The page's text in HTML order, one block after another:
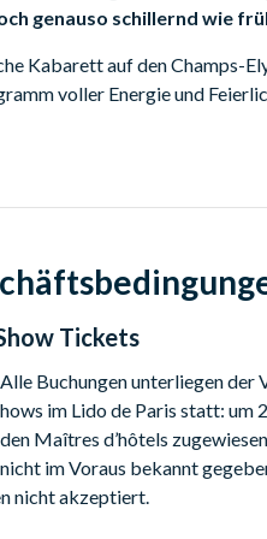
genauso schillernd wie
Kabarett auf den Champs-
voller Energie und
und mitreißende
Regisseur der prächtigsten
Truppe zwischen
Bluebells Girls und Lido
vor Ihren Augen und lässt
der Hauptstadt in die
Änderungen)
Tickets
Buchungen unterliegen der
im Lido de Paris statt: um
Maîtres d’hôtels
im Voraus bekannt
nicht akzeptiert.
nicht zu stören und um die